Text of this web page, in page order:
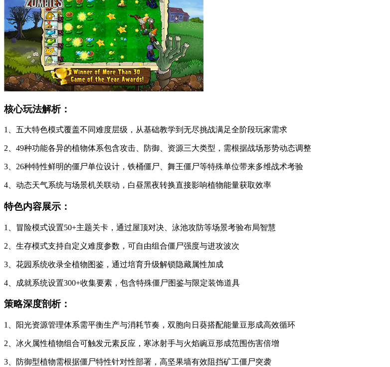
核心玩法解析：
1、五大特色模式覆盖不同难度层级，从基础教学到无尽挑战满足全阶段玩家需求
2、49种功能各异的植物体系包含攻击、防御、资源三大类型，需根据战场形势动态调整
3、26种特性鲜明的僵尸单位设计，铁桶僵尸、舞王僵尸等特殊单位带来多维战术考验
4、动态天气系统与场景机关联动，白昼黑夜转换直接影响植物能量获取效率
特色内容展示：
1、冒险模式设置50+主题关卡，通过屋顶对决、泳池攻防等场景考验布局智慧
2、生存模式支持自定义难度参数，可自由组合僵尸强度与进攻波次
3、花园系统收录全植物图鉴，通过培育升级解锁隐藏属性加成
4、成就系统设置300+收集要素，包含特殊僵尸图鉴与限定装饰道具
策略深度剖析：
1、阳光资源管理体系需平衡生产与消耗节奏，双胞向日葵搭配能量豆形成高效循环
2、冰火属性植物组合可触发元素反应，寒冰射手与火焰豌豆形成范围伤害倍增
3、防御型植物需根据僵尸特性针对性部署，高坚果墙有效阻挡矿工僵尸突袭